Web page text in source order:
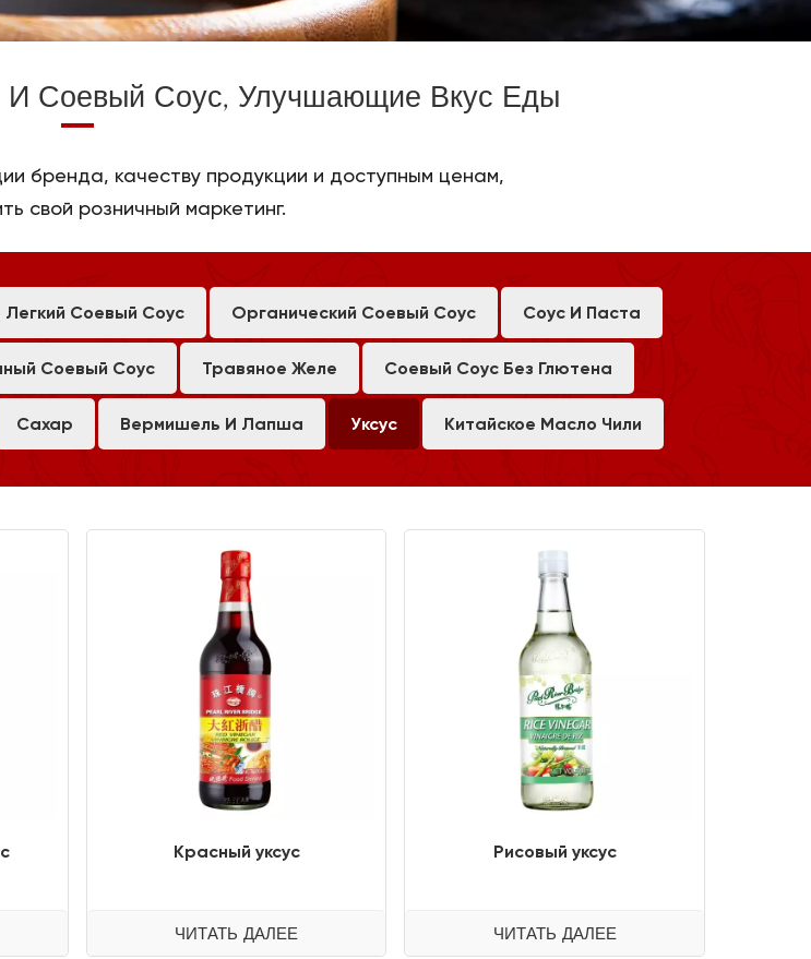
И Соевый Соус, Улучшающие Вкус Еды
бренда, качеству продукции и доступным ценам,
свой розничный маркетинг.
Легкий Соевый Соус Органический Соевый Соус Соус И Паста
Соевый Соус Травяное Желе Соевый Соус Без Глютена
Сахар Вермишель И Лапша Уксус Китайское Масло Чили
Красный уксус
ЧИТАТЬ ДАЛЕЕ
Рисовый уксус
ЧИТАТЬ ДАЛЕЕ